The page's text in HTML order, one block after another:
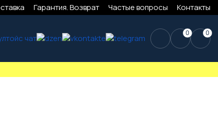
Гарантия. Возврат Частые вопросы Контакты
0 0